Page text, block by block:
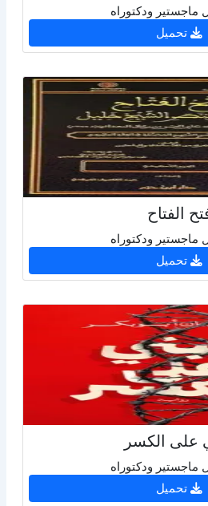
ماجستير ودكتوراه
تحميل
الفتاح
ماجستير ودكتوراه
تحميل
على الكسر
ماجستير ودكتوراه
تحميل